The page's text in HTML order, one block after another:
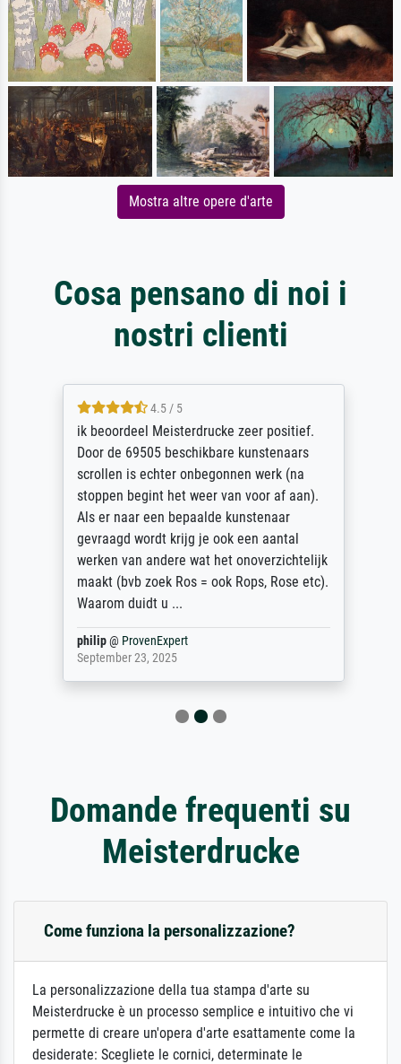
Mostra altre opere d'arte
Cosa pensano di noi i
nostri clienti
4.5 / 5
ik beoordeel Meisterdrucke zeer positief.
Door de 69505 beschikbare kunstenaars
scrollen is echter onbegonnen werk (na
stoppen begint het weer van voor af aan).
Als er naar een bepaalde kunstenaar
gevraagd wordt krijg je ook een aantal
werken van andere wat het onoverzichtelijk
maakt (bvb zoek Ros = ook Rops, Rose etc).
Waarom duidt u ...
philip@ ProvenExpert
September 23, 2025
Domande frequenti su
Meisterdrucke
Come funziona la personalizzazione?
La personalizzazione della tua stampa d'arte su
Meisterdrucke è un processo semplice e intuitivo che vi
permette di creare un'opera d'arte esattamente come la
desiderate: Scegliete le cornici, determinate le